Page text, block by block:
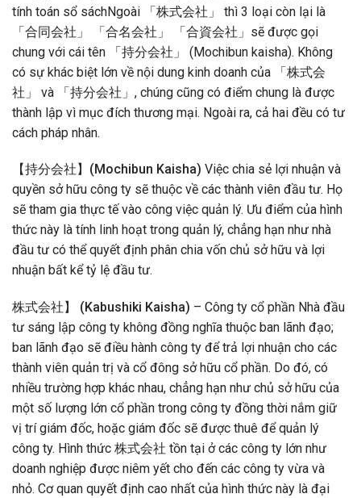
tính toán sổ sáchNgoài 「株式会社」 thì 3 loại còn lại là
「合同会社」 「合名会社」 「合資会社」sẽ được gọi
chung với cái tên 「持分会社」 (Mochibun kaisha). Không
có sự khác biệt lớn về nội dung kinh doanh của 「株式会
社」 và 「持分会社」, chúng cũng có điểm chung là được
thành lập vì mục đích thương mại. Ngoài ra, cả hai đều có tư
cách pháp nhân.
【持分会社】(Mochibun Kaisha) Việc chia sẻ lợi nhuận và
quyền sở hữu công ty sẽ thuộc về các thành viên đầu tư. Họ
sẽ tham gia thực tế vào công việc quản lý. Ưu điểm của hình
thức này là tính linh hoạt trong quản lý, chẳng hạn như nhà
đầu tư có thể quyết định phân chia vốn chủ sở hữu và lợi
nhuận bất kể tỷ lệ đầu tư.
株式会社】 (Kabushiki Kaisha) – Công ty cổ phần Nhà đầu
tư sáng lập công ty không đồng nghĩa thuộc ban lãnh đạo;
ban lãnh đạo sẽ điều hành công ty để trả lợi nhuận cho các
thành viên quản trị và cổ đông sở hữu cổ phần. Do đó, có
nhiều trường hợp khác nhau, chẳng hạn như chủ sở hữu của
một số lượng lớn cổ phần trong công ty đồng thời nắm giữ
vị trí giám đốc, hoặc giám đốc sẽ được thuê để quản lý
công ty. Hình thức 株式会社 tồn tại ở các công ty lớn như
doanh nghiệp được niêm yết cho đến các công ty vừa và
nhỏ. Cơ quan quyết định cao nhất của hình thức này là đại